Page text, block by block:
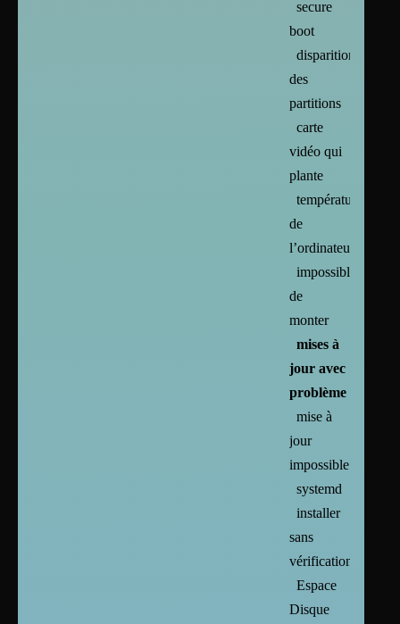
secure
boot
disparition
des
partitions
carte
vidéo qui
plante
températures
de
l’ordinateur
impossible
de
monter
mises à
jour avec
problème
mise à
jour
impossible
systemd
installer
sans
vérification
Espace
Disque